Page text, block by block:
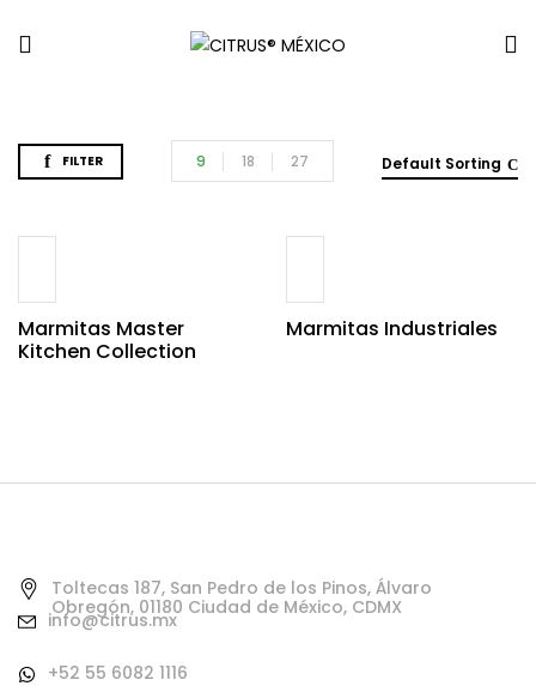
FILTER Default Sorting
9 18 27
Marmitas Master
Kitchen Collection
Marmitas Industriales
Toltecas 187, San Pedro de los Pinos, Álvaro
Obregón, 01180 Ciudad de México, CDMX
info@citrus.mx
+52 55 6082 1116